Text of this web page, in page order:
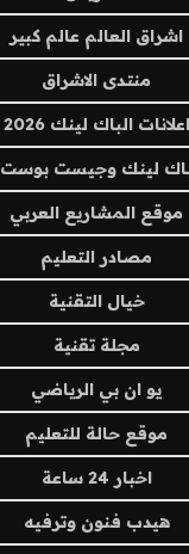
اشراق العالم عالم كبير
منتدى الاشراق
اعلانات الباك لينك 2026
لينك وجيست بوست
موقع المشاريع العربي
مصادر التعليم
خيال التقنية
مجلة تقنية
يو ان بي الرياضي
موقع حالة للتعليم
اخبار 24 ساعة
هيدب فنون وترفيه